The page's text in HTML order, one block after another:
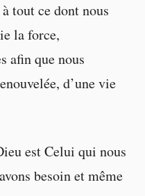
tout ce dont nous
la force,
afin que nous
d’une vie
est Celui qui nous
besoin et même